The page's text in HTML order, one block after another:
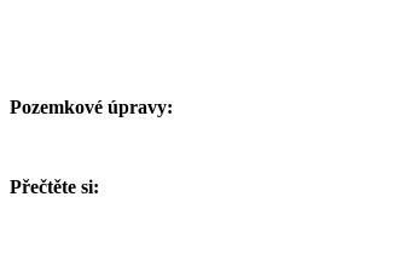
Pozemkové úpravy:
Přečtěte si: